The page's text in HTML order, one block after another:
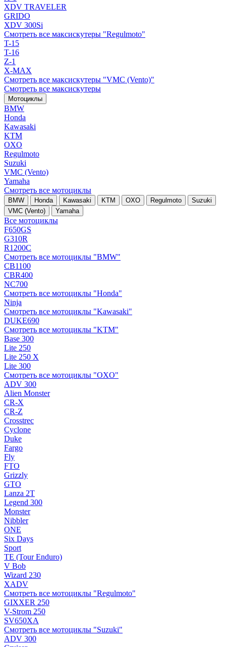
XDV TRAVELER
GRIDO
XDV 300Si
Смотреть все максискутеры "Regulmoto"
T-15
T-16
Z-1
X-MAX
Смотреть все максискутеры "VMC (Vento)"
Смотреть все максискутеры
Мотоциклы
BMW
Honda
Kawasaki
KTM
OXO
Regulmoto
Suzuki
VMC (Vento)
Yamaha
Смотреть все мотоциклы
BMW Honda Kawasaki KTM OXO Regulmoto
Suzuki
VMC (Vento)
Yamaha
Все мотоциклы
F650GS
G310R
R1200C
Смотреть все мотоциклы "BMW"
CB1100
CBR400
NC700
Смотреть все мотоциклы "Honda"
Ninja
Смотреть все мотоциклы "Kawasaki"
DUKE690
Смотреть все мотоциклы "KTM"
Base 300
Lite 250
Lite 250 X
Lite 300
Смотреть все мотоциклы "OXO"
ADV 300
Alien Monster
CR-X
CR-Z
Crosstrec
Cyclone
Duke
Fargo
Fly
FTO
Grizzly
GTO
Lanza 2T
Legend 300
Monster
Nibbler
ONE
Six Days
Sport
TE (Tour Enduro)
V Bob
Wizard 230
XADV
Смотреть все мотоциклы "Regulmoto"
GIXXER 250
V-Strom 250
SV650XA
Смотреть все мотоциклы "Suzuki"
ADV 300